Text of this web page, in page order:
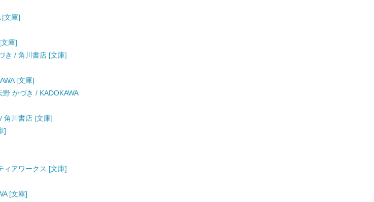
[文庫]
庫]
き / 角川書店 [文庫]
[文庫]
かづき / KADOKAWA
角川書店 [文庫]
]
ィアワークス [文庫]
[文庫]